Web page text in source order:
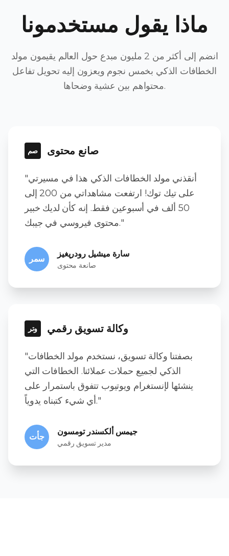
ماذا يقول مستخدمونا
انضم إلى أكثر من 2 مليون مبدع حول العالم يقيمون مولد
الخطافات الذكي بخمس نجوم ويعزون إليه تحويل تفاعل
محتواهم بين عشية وضحاها.
صم صانع محتوى
"أنقذني مولد الخطافات الذكي هذا في مسيرتي
على تيك توك! ارتفعت مشاهداتي من 200 إلى
50 ألف في أسبوعين فقط. إنه كأن لديك خبير
محتوى فيروسي في جيبك."
سمر
سارة ميشيل رودريغيز
صانعة محتوى
وتر وكالة تسويق رقمي
"بصفتنا وكالة تسويق، نستخدم مولد الخطافات
الذكي لجميع حملات عملائنا. الخطافات التي
ينشئها لإنستغرام ويوتيوب تتفوق باستمرار على
أي شيء كتبناه يدوياً."
جأت
جيمس ألكسندر تومسون
مدير تسويق رقمي